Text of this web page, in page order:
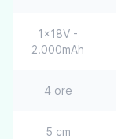
1x18V -
2.000mAh
4 ore
5 cm